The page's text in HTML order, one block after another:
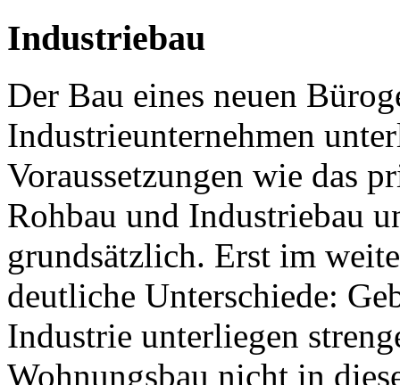
Industriebau
Der Bau eines neuen
Industrieunternehmen
Voraussetzungen wie das
Rohbau und Industriebau
grundsätzlich. Erst im
deutliche Unterschiede:
Industrie unterliegen
Wohnungsbau nicht in